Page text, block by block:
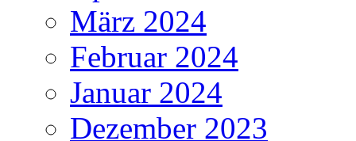
März 2024
Februar 2024
Januar 2024
Dezember 2023